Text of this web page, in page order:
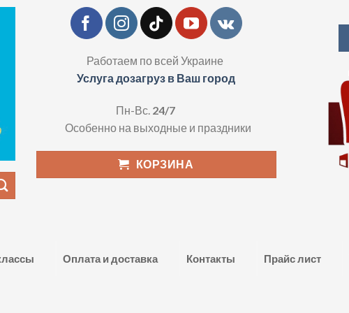
Работаем по всей Украине
Услуга дозагруз в Ваш город
Пн-Вс. 24/7
Особенно на выходные и праздники
КОРЗИНА
Оплата и доставка Контакты Прайс лист